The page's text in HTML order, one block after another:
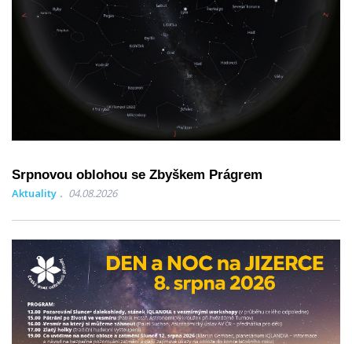
Srpnovou oblohou se Zbyškem Prágrem
Aktuality 04.08.2026